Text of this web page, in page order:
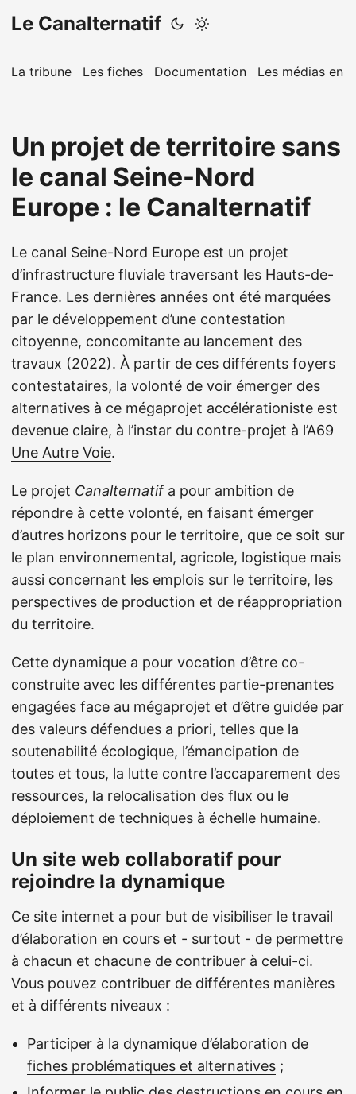
Le Canalternatif
La tribune Les fiches Documentation Les médias en
Un projet de territoire sans
le canal Seine-Nord
Europe : le Canalternatif
Le canal Seine-Nord Europe est un projet
d’infrastructure fluviale traversant les Hauts-de-
France. Les dernières années ont été marquées
par le développement d’une contestation
citoyenne, concomitante au lancement des
travaux (2022). À partir de ces différents foyers
contestataires, la volonté de voir émerger des
alternatives à ce mégaprojet accélérationiste est
devenue claire, à l’instar du contre-projet à l’A69
Une Autre Voie.
Le projet Canalternatifa pour ambition de
répondre à cette volonté, en faisant émerger
d’autres horizons pour le territoire, que ce soit sur
le plan environnemental, agricole, logistique mais
aussi concernant les emplois sur le territoire, les
perspectives de production et de réappropriation
du territoire.
Cette dynamique a pour vocation d’être co-
construite avec les différentes partie-prenantes
engagées face au mégaprojet et d’être guidée par
des valeurs défendues a priori, telles que la
soutenabilité écologique, l’émancipation de
toutes et tous, la lutte contre l’accaparement des
ressources, la relocalisation des flux ou le
déploiement de techniques à échelle humaine.
Un site web collaboratif pour
rejoindre la dynamique
Ce site internet a pour but de visibiliser le travail
d’élaboration en cours et - surtout - de permettre
à chacun et chacune de contribuer à celui-ci.
Vous pouvez contribuer de différentes manières
et à différents niveaux :
Participer à la dynamique d’élaboration de
fiches problématiques et alternatives ;